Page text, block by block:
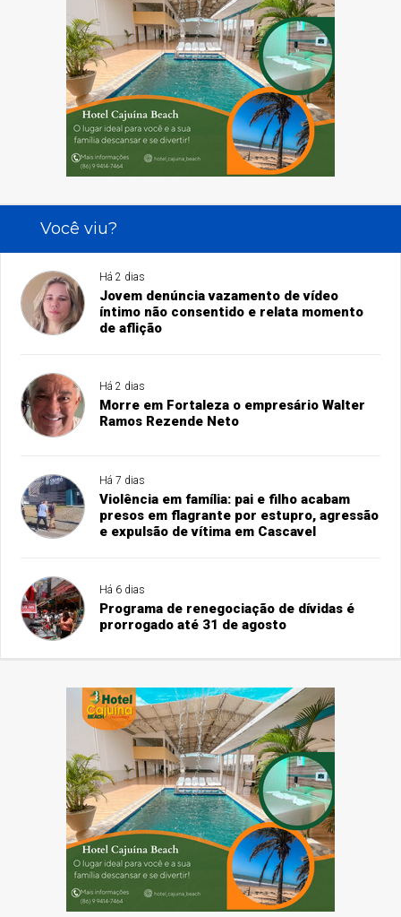
Você viu?
Há 2 dias
Jovem denúncia vazamento de vídeo
íntimo não consentido e relata momento
de aflição
Há 2 dias
Morre em Fortaleza o empresário Walter
Ramos Rezende Neto
Há 7 dias
Violência em família: pai e filho acabam
presos em flagrante por estupro, agressão
e expulsão de vítima em Cascavel
Há 6 dias
Programa de renegociação de dívidas é
prorrogado até 31 de agosto